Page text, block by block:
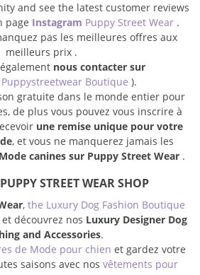
and see the latest customer reviews
page Instagram Puppy Street Wear .
pas les meilleures offres aux
meilleurs prix .
nous contacter sur
Puppystreetwear Boutique ).
gratuite dans le monde entier pour
de plus vous pouvez vous inscrire à
une remise unique pour votre
, et vous ne manquerez jamais les
Mode canines sur Puppy Street Wear .
STREET WEAR SHOP
, the Luxury Dog Fashion Boutique
et découvrez nos Luxury Designer Dog
and Accessories.
de Mode pour chien et gardez votre
saisons avec nos vêtements pour